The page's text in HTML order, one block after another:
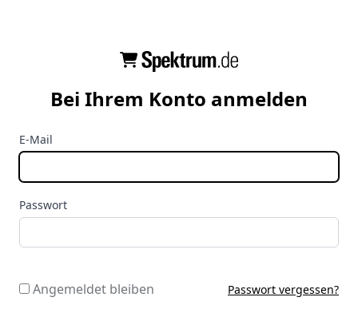
Bei Ihrem Konto anmelden
E-Mail
Passwort
Angemeldet bleiben Passwort vergessen?